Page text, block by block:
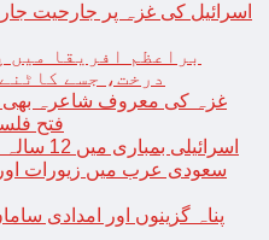
براعظم افریقا میں
درخت، جسے
غزہ کی معروف شاعرہ بھی
فتح
اسرائیلی بمباری میں 12 سالہ فلسطینی یوٹیوبر بھی شہید
سعودی عرب میں زیورات اور
پناہ گزینوں اور امدادی